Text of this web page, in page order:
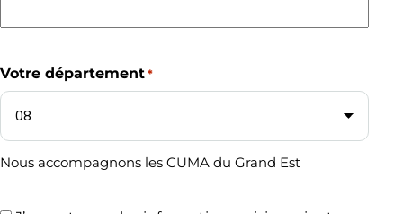
Votre département *
Nous accompagnons les CUMA du Grand Est